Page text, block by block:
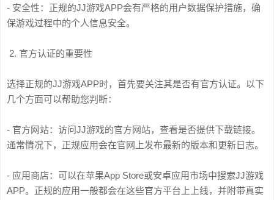
- 安全性：正规的JJ游戏APP会有严格的用户数据保护措施，确
保游戏过程中的个人信息安全。
2. 官方认证的重要性
选择正规的JJ游戏APP时，首先要关注其是否有官方认证。以下
几个方面可以帮助您判断：
- 官方网站：访问JJ游戏的官方网站，查看是否提供下载链接。
通常情况下，正规应用会在官网上发布最新的版本和更新日志。
- 应用商店：可以在苹果App Store或安卓应用市场中搜索JJ游戏
APP。正规的应用一般都会在这些官方平台上上线，并附带真实